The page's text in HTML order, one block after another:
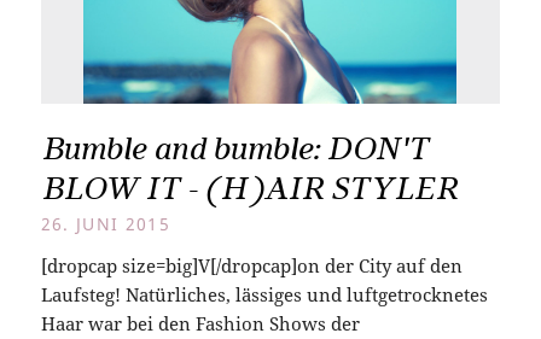
Bumble and bumble: DON'T
BLOW IT - (H)AIR STYLER
26. JUNI 2015
[dropcap size=big]V[/dropcap]on der City auf den
Laufsteg! Natürliches, lässiges und luftgetrocknetes
Haar war bei den Fashion Shows der